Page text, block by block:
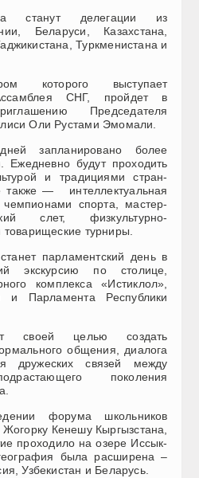
станут делегации из
Беларуси, Казахстана,
Туркменистана и
которого выступает
СНГ, пройдет в
Председателя
Оли Рустами Эмомали.
запланировано более
Ежедневно будут проходить
и традициями стран-
также — интеллектуальная
спорта, мастер-
слет, физкультурно-
турниры.
парламентский день в
экскурсию по столице,
комплекса «Истиклол»,
и Парламента Республики
своей целью создать
общения, диалога
дружеских связей между
поколения
форума школьников
Кенешу Кыргызстана,
проходило на озере Иссык-
была расширена –
Узбекистан и Беларусь.